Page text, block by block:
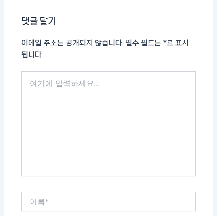
댓글 달기
이메일 주소는 공개되지 않습니다. 필수 필드는*로 표시
됩니다